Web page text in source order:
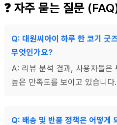
❓ 자주 묻는 질문
Q: 대원씨아이 하루 한 코기 굿
무엇인가요?
A: 리뷰 분석 결과, 사용자들은
높은 만족도를 보이고 있습니다.
Q: 배송 및 반품 정책은 어떻게